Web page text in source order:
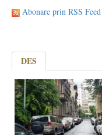
Abonare prin RSS
DES